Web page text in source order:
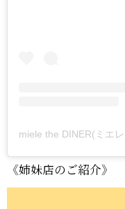
《姉妹店のご紹介》